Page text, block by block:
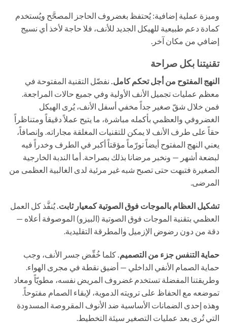
وميزة عملية إضافية: يُحتفظ بغضروف الحاجز المصحَّح ويُستخدم
كمادة دعم طبيعية للهيكل الجديد للأنف، فلا حاجة لأخذ أي نسيج
إضافي من مكان آخر.
تقنيتنا بكل صراحة
النهج المفتوح من أجل تحكم كامل. نفضّل التقنية المفتوحة في
معظم عمليات تجميل الأنف الأولية وفي جميع حالات المراجعة.
فمن خلال شقّ صغير جداً مخفي أسفل الأنف، يُرى الهيكل
الغضروفي والعظمي بأكمله مباشرة، ما يتيح عملاً دقيقاً ومتناظراً
حقاً على طرف الأنف لا يمكن للتقنيات المغلقة مجاراته. وإنصافاً،
يعني النهج المفتوح أيضاً تورّماً مؤقتاً أكبر في الطرف وخدراً فيه
لبضعة أشهر — ونخبر مرضانا بذلك بصراحة. أما الندبة الخارجية
الصغيرة فتبهت حتى تصبح شبه غير مرئية لدى الغالبية العظمى من
المرضى.
تشكيل العظام بالموجات فوق الصوتية كمعيار ثابت.يُنفَّذ كل العمل
العظمي بتقنية الموجات فوق الصوتية (البيزو) الموصوفة أعلاه —
دقة من دون رضوض الإزميل والمطرقة التقليدية.
حماية التنفس جزء من التصميم. كلما خُفِّض جسر الأنف، وجب
حماية الصمام الأنفي الداخلي — أضيق نقطة في مجرى الهواء.
وطريقتنا المفضلة تستخدم غضروف المريض نفسه، مطويّاً ومعاد
تموضعه مع الحفاظ على ترويته الدموية، لإبقاء الصمام مفتوحاً.
وهذه إحدى الضمانات الأساسية ضد الأنوف المقروصة المسدودة
التي تُرى بعد عمليات التصغير سيئة التخطيط.